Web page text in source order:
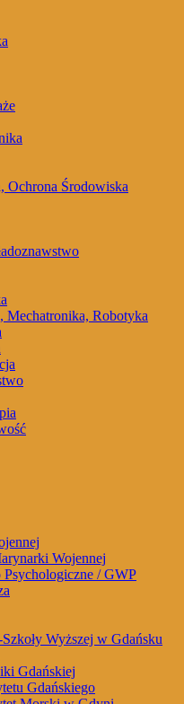
Ochrona Środowiska
Mechatronika, Robotyka
Wojennej
/ GWP
Wyższej w Gdańsku
Gdańskiej
Gdańskiego